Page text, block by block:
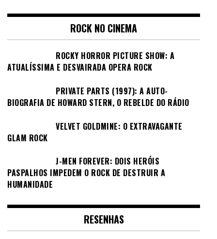
ROCK NO CINEMA
ROCKY HORROR PICTURE SHOW: A
ATUALÍSSIMA E DESVAIRADA OPERA ROCK
PRIVATE PARTS (1997): A AUTO-
BIOGRAFIA DE HOWARD STERN, O REBELDE DO RÁDIO
VELVET GOLDMINE: O EXTRAVAGANTE
GLAM ROCK
J-MEN FOREVER: DOIS HERÓIS
PASPALHOS IMPEDEM O ROCK DE DESTRUIR A
HUMANIDADE
RESENHAS